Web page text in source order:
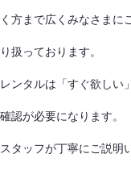
く方まで広くみなさまに
り扱っております。
レンタルは「すぐ欲しい
確認が必要になります。
スタッフが丁寧にご説明